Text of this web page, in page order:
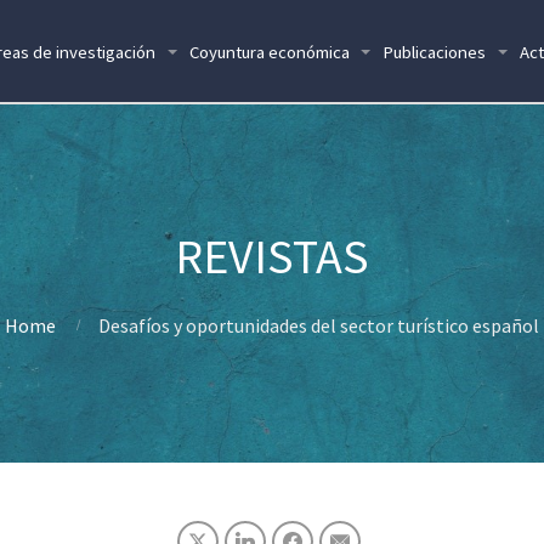
de investigación Coyuntura económica Publicaciones
Home Desafíos y oportunidades del sector turístico español